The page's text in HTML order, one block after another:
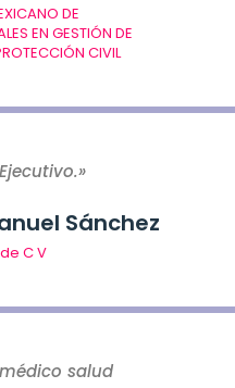
DE
EN GESTIÓN DE
CIVIL
Sánchez
de C V
salud